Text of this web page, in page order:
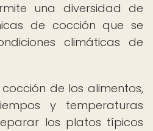
una diversidad de
de cocción que se
climáticas de
de los alimentos,
y temperaturas
los platos típicos